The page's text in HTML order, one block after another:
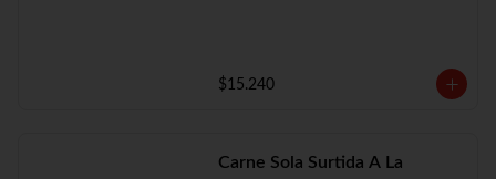
$15.240
Carne Sola Surtida A La